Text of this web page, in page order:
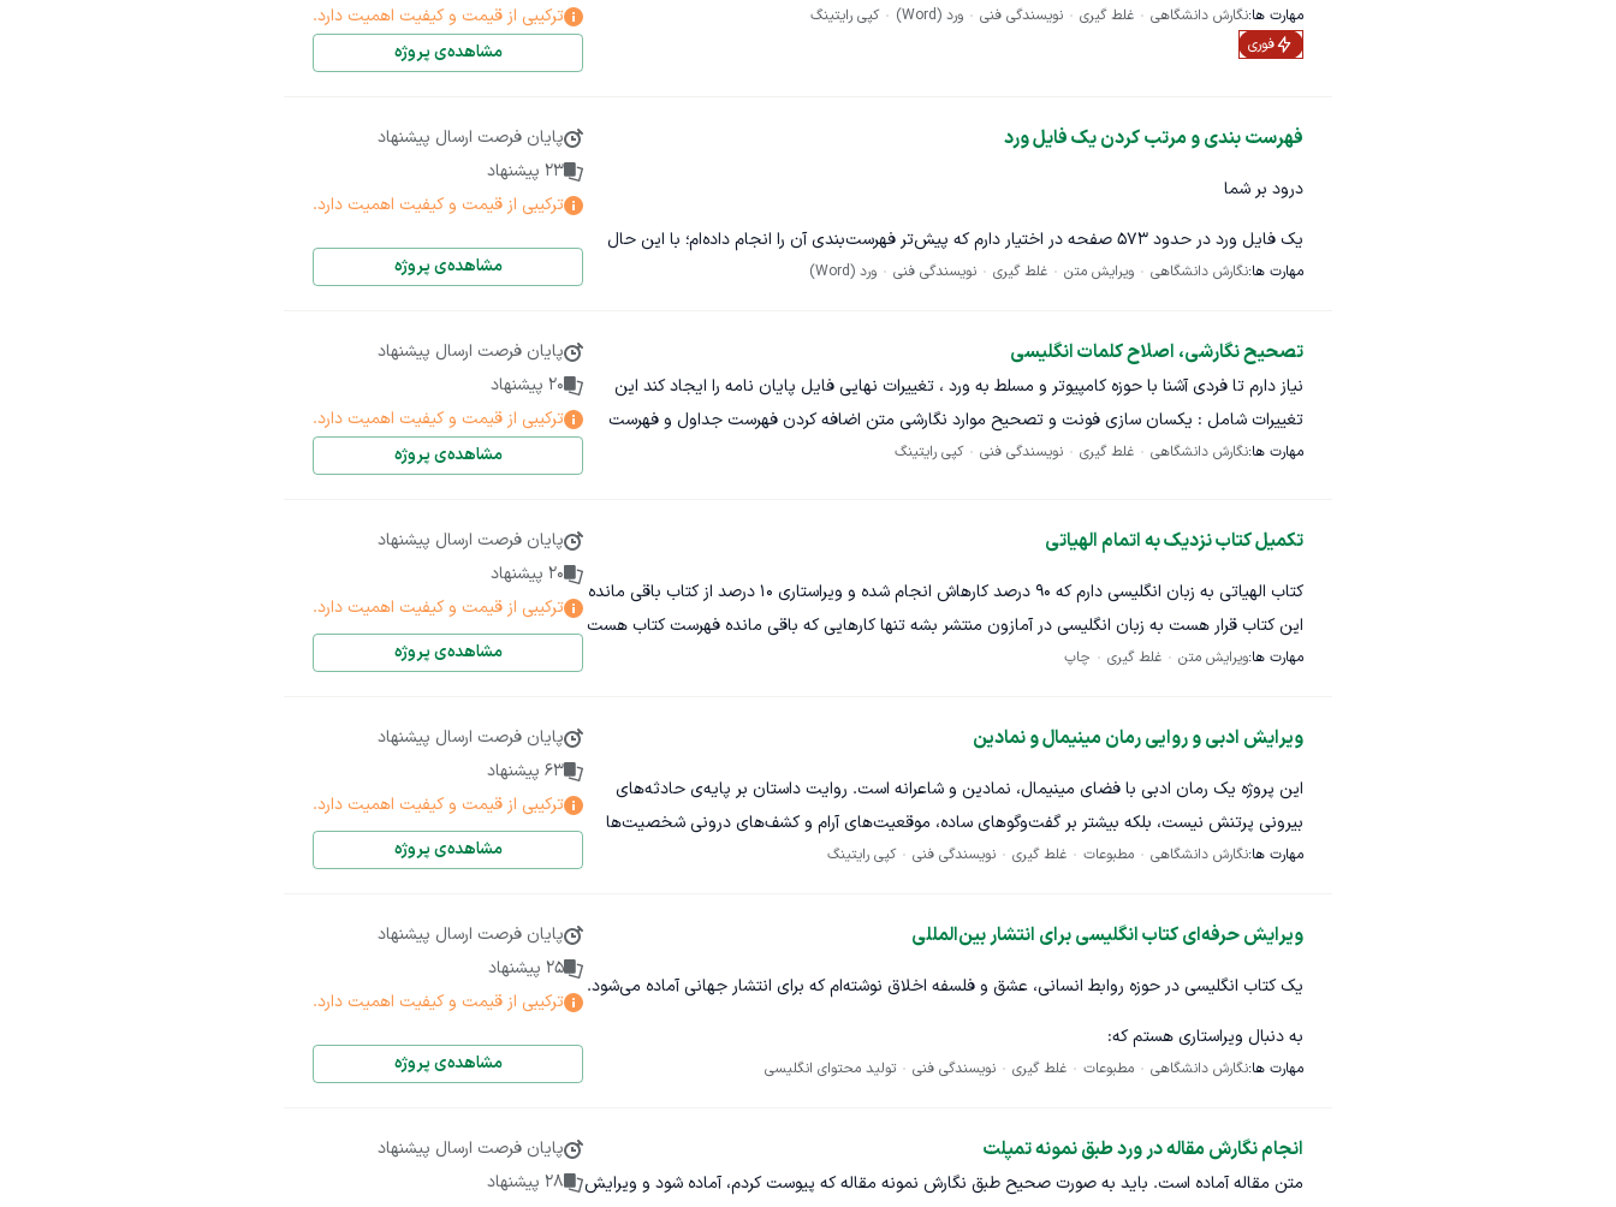
مهارت ها:نگارش دانشگاهی غلط گیری نویسندگی فنی ورد (Word)
کپی رایتینگ
فوری
ترکیبی از قیمت و کیفیت اهمیت دارد.
مشاهده‌ی پروژه
فهرست بندی و مرتب کردن یک فایل ورد
درود بر شما
یک فایل ورد در حدود ۵۷۳ صفحه در اختیار دارم که پیش‌تر فهرست‌بندی آن را انجام داده‌ام؛ با این حال
قصد دارم تغییراتی در ساختار فهرست و به تبع آن در ترتیب مطالب داخل فایل اعمال شود. به این صورت
بر اساس همان ترتیب، جابه‌جا و مرتب شوند و در نهایت نیز فهرست‌بندی آن به‌صورت حرفه‌ای تنظیم شود
به طوری که هدینگ‌های یک و دو و سه در فهرست نمایش داده شوند و هرجا تعیین هدینگ‌ها مشکل دارد،
برطرف شود(بعید است که مشکل داشته باشد).
اعمال این تغییرات را ندارم. در ادامه فایل ترتیب فهرست تقدیم می‌شود.
مهارت ها:نگارش دانشگاهی ویرایش متن غلط گیری نویسندگی فنی ورد (Word)
پایان فرصت ارسال پیشنهاد
23 پیشنهاد
ترکیبی از قیمت و کیفیت اهمیت دارد.
مشاهده‌ی پروژه
تصحیح نگارشی، اصلاح کلمات انگلیسی
نیاز دارم تا فردی آشنا با حوزه کامپیوتر و مسلط به ورد ، تغییرات نهایی فایل پایان نامه را ایجاد کند این
تغییرات شامل : یکسان سازی فونت و تصحیح موارد نگارشی متن اضافه کردن فهرست جداول و فهرست
مهارت ها:نگارش دانشگاهی غلط گیری نویسندگی فنی کپی رایتینگ
پایان فرصت ارسال پیشنهاد
20 پیشنهاد
ترکیبی از قیمت و کیفیت اهمیت دارد.
مشاهده‌ی پروژه
تکمیل کتاب نزدیک به اتمام الهیاتی
کتاب الهیاتی به زبان انگلیسی دارم که ۹۰ درصد کارهاش انجام شده و ویراستاری ۱۰ درصد از کتاب باقی مانده
این کتاب قرار هست به زبان انگلیسی در آمازون منتشر بشه تنها کارهایی که باقی مانده فهرست کتاب هست
و سایز فونت‌ها درست بشه و جلد کتاب که خودم آمادش کردم در ابتدای کتاب قرار بگیره و کاملاً آماده انتشار
یک هفته برای من مهمه.
نسخه نهایی کتاب باید در فرمت epub و docx بمن تحویل داده بشه
مهارت ها:ویرایش متن غلط گیری چاپ
پایان فرصت ارسال پیشنهاد
20 پیشنهاد
ترکیبی از قیمت و کیفیت اهمیت دارد.
مشاهده‌ی پروژه
ویرایش ادبی و روایی رمان مینیمال و نمادین
این پروژه یک رمان ادبی با فضای مینیمال، نمادین و شاعرانه است. روایت داستان بر پایه‌ی حادثه‌های
بیرونی پرتنش نیست، بلکه بیشتر بر گفت‌وگوهای ساده، موقعیت‌های آرام و کشف‌های درونی شخصیت‌ها
پیش می‌رود.
دیالوگ‌ها، سکوت‌ها و فضاها شکل بگیرند.
شخصیت‌ها (یک دخترک، یک گربه و عناصر نمادین مانند درخت، بادبادک و چراغ) بیشتر نقش حامل‌های
معنا و تجربه را دارند تا شخصیت‌های کلاسیک با کنش‌های روایی پیچیده.
نیاز اصلی من در این پروژه، ویرایش ادبی و روایی است؛ به‌ویژه:
بهبود ریتم و جریان خوانش
مهارت ها:نگارش دانشگاهی مطبوعات غلط گیری نویسندگی فنی کپی رایتینگ
پایان فرصت ارسال پیشنهاد
63 پیشنهاد
ترکیبی از قیمت و کیفیت اهمیت دارد.
مشاهده‌ی پروژه
ویرایش حرفه‌ای کتاب انگلیسی برای انتشار بین‌المللی
یک کتاب انگلیسی در حوزه روابط انسانی، عشق و فلسفه اخلاق نوشته‌ام که برای انتشار جهانی آماده می‌شود.
به دنبال ویراستاری هستم که:
بتواند متن را از نظر روانی، طبیعی بودن جملات، سبک نگارش و خوانایی بهبود دهد.
فقط به اصلاح گرامر اکتفا نکند.
مهارت ها:نگارش دانشگاهی مطبوعات غلط گیری نویسندگی فنی تولید محتوای انگلیسی
پایان فرصت ارسال پیشنهاد
25 پیشنهاد
ترکیبی از قیمت و کیفیت اهمیت دارد.
مشاهده‌ی پروژه
انجام نگارش مقاله در ورد طبق نمونه تمپلت
متن مقاله آماده است. باید به صورت صحیح طبق نگارش نمونه مقاله که پیوست کردم، آماده شود و ویرایش
پایان فرصت ارسال پیشنهاد
28 پیشنهاد